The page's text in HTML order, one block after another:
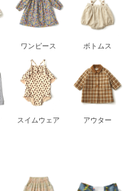
ワンピース ボトムス
スイムウェア アウター